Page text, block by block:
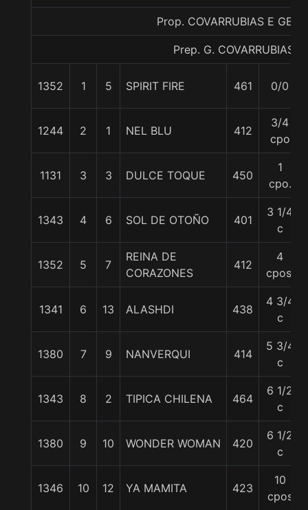
Prop. COVARRUBIAS E
Prep. G. COVARRUBIAS E.
1352 1 5 SPIRIT FIRE 461 0/0
1244 2 1 NEL BLU 412
3/4
cpo
1131 3 3 DULCE TOQUE 450
1
cpo.
1343 4 6 SOL DE OTOÑO 401
3 1/4
c
1352 5 7
REINA DE
CORAZONES
412
4
cpos.
1341 6 13 ALASHDI 438
4 3/4
c
1380 7 9 NANVERQUI 414
5 3/4
c
1343 8 2 TIPICA CHILENA 464
6 1/2
c
1380 9 10 WONDER WOMAN 420
6 1/2
c
1346 10 12 YA MAMITA 423
10
cpos